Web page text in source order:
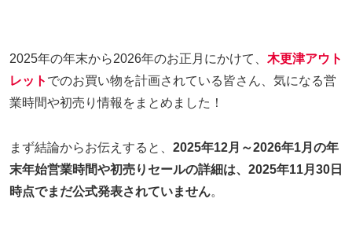
2025年の年末から2026年のお正月にかけて、 木更津アウト
レット でのお買い物を計画されている皆さん、気になる営
業時間や初売り情報をまとめました！
まず結論からお伝えすると、 2025年12月～2026年1月の年
末年始営業時間や初売りセールの詳細は、2025年11月30日
時点でまだ公式発表されていません。